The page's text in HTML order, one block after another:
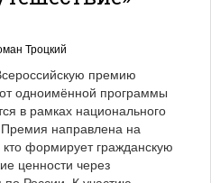
Троцкий
премию
одноимённой программы
в рамках национального
направлена на
формирует гражданскую
ценности через